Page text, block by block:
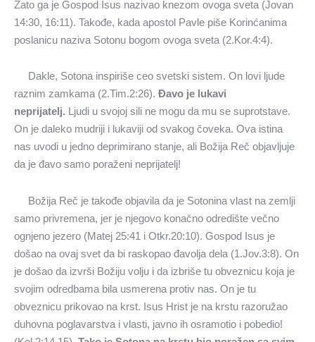
Zato ga je Gospod Isus nazivao knezom ovoga sveta (Jovan
14:30, 16:11). Takođe, kada apostol Pavle piše Korinćanima
poslanicu naziva Sotonu bogom ovoga sveta (2.Kor.4:4).
Dakle, Sotona inspiriše ceo svetski sistem. On lovi ljude
raznim zamkama (2.Tim.2:26). Đavo je lukavi
neprijatelj. Ljudi u svojoj sili ne mogu da mu se suprotstave.
On je daleko mudriji i lukaviji od svakog čoveka. Ova istina
nas uvodi u jedno deprimirano stanje, ali Božija Reč objavljuje
da je đavo samo poraženi neprijatelj!
Božija Reč je takođe objavila da je Sotonina vlast na zemlji
samo privremena, jer je njegovo konačno odredište večno
ognjeno jezero (Matej 25:41 i Otkr.20:10). Gospod Isus je
došao na ovaj svet da bi raskopao đavolja dela (1.Jov.3:8). On
je došao da izvrši Božiju volju i da izbriše tu obveznicu koja je
svojim odredbama bila usmerena protiv nas. On je tu
obveznicu prikovao na krst. Isus Hrist je na krstu razoružao
duhovna poglavarstva i vlasti, javno ih osramotio i pobedio!